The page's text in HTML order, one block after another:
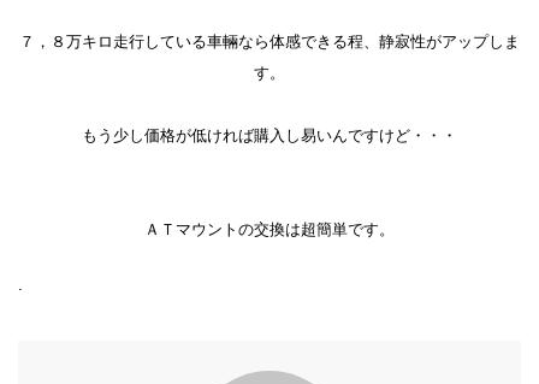
７，８万キロ走行している車輛なら体感できる程、静寂性がアップしま
す。
もう少し価格が低ければ購入し易いんですけど・・・
ＡＴマウントの交換は超簡単です。
.